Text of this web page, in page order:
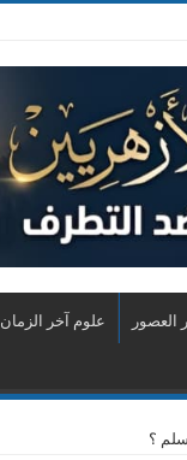
العصور علوم آخر الزمان
؟